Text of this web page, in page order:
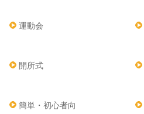
運動会
開所式
簡単・初心者向